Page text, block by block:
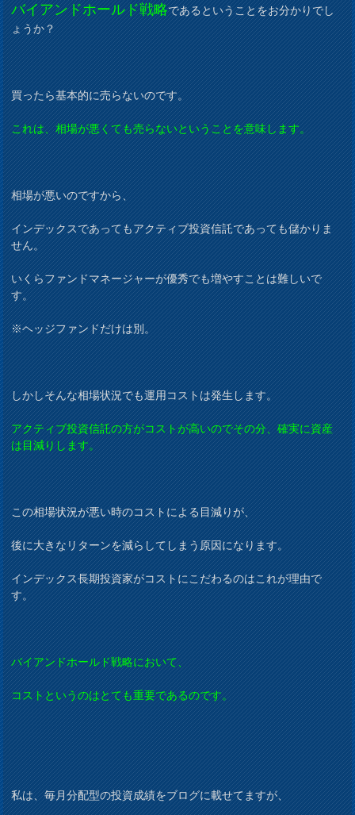
バイアンドホールド戦略であるということをお分かりでし
ょうか？
買ったら基本的に売らないのです。
これは、相場が悪くても売らないということを意味します。
相場が悪いのですから、
インデックスであってもアクティブ投資信託であっても儲かりま
せん。
いくらファンドマネージャーが優秀でも増やすことは難しいで
す。
※ヘッジファンドだけは別。
しかしそんな相場状況でも運用コストは発生します。
アクティブ投資信託の方がコストが高いのでその分、確実に資産
は目減りします。
この相場状況が悪い時のコストによる目減りが、
後に大きなリターンを減らしてしまう原因になります。
インデックス長期投資家がコストにこだわるのはこれが理由で
す。
バイアンドホールド戦略において、
コストというのはとても重要であるのです。
私は、毎月分配型の投資成績をブログに載せてますが、